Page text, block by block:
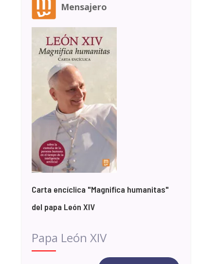
Mensajero
Carta encíclica "Magnifica humanitas"
del papa León XIV
Papa León XIV